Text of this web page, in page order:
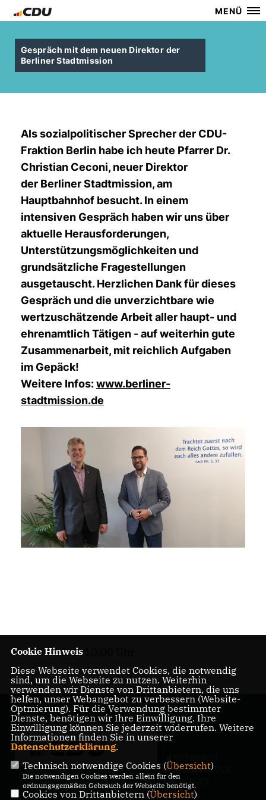
MENÜ
Gespräch mit dem neuen Direktor der
Berliner Stadtmission
Als sozialpolitischer Sprecher der CDU-
Fraktion Berlin habe ich heute Pfarrer Dr.
Christian Ceconi, neuer Direktor
der Berliner Stadtmission, am
Hauptbahnhof besucht. In einem
intensiven Gespräch haben wir uns über
aktuelle Herausforderungen,
Unterstützungsmöglichkeiten und
grundsätzliche Fragestellungen
ausgetauscht. Herzlichen Dank für dieses
Gespräch und die unverzichtbare wie
wertzuschätzende Arbeit aller haupt- und
ehrenamtlich Tätigen - auf weiterhin gute
Zusammenarbeit, mit reichlich Aufgaben
im Gepäck!
Weitere Infos:www.berliner-
stadtmission.de
19.06.2020, 10:00 Uhr
DATENSCHUTZ
KONTAKT
Cookie Hinweis
Diese Webseite verwendet Cookies, die notwendig
sind, um die Webseite zu nutzen. Weiterhin
verwenden wir Dienste von Drittanbietern, die uns
helfen, unser Webangebot zu verbessern (Website-
Optmierung). Für die Verwendung bestimmter
Dienste, benötigen wir Ihre Einwilligung. Ihre
Einwilligung können Sie jederzeit widerrufen. Weitere
Informationen finden Sie in unserer
Datenschutzerklärung.
Technisch notwendige Cookies (Übersicht)
Die notwendigen Cookies werden allein für den
ordnungsgemäßen Gebrauch der Webseite benötigt.
Cookies von Drittanbietern (Übersicht)